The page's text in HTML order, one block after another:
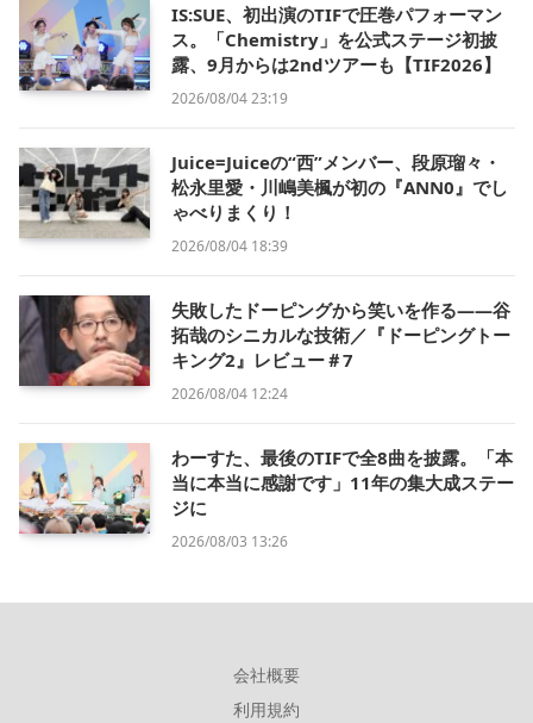
IS:SUE、初出演のTIFで圧巻パフォーマン
ス。「Chemistry」を公式ステージ初披
露、9月からは2ndツアーも【TIF2026】
2026/08/04 23:19
Juice=Juiceの“西”メンバー、段原瑠々・
松永里愛・川嶋美楓が初の『ANN0』でし
ゃべりまくり！
2026/08/04 18:39
失敗したドーピングから笑いを作る——谷
拓哉のシニカルな技術／『ドーピングトー
キング2』レビュー＃7
2026/08/04 12:24
わーすた、最後のTIFで全8曲を披露。「本
当に本当に感謝です」11年の集大成ステー
ジに
2026/08/03 13:26
会社概要
利用規約